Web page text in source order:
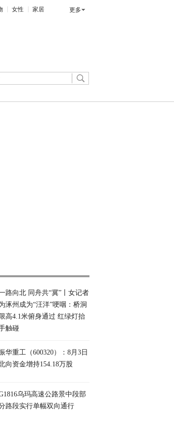
女性 家居 更多
路向北 同舟共“冀”丨女记者
涿州成为“汪洋”哽咽：桥洞
限高4.1米俯身通过 红绿灯抬
触碰
华重工（600320）：8月3日
向资金增持154.18万股
乌玛高速公路景中段部
路段实行单幅双向通行